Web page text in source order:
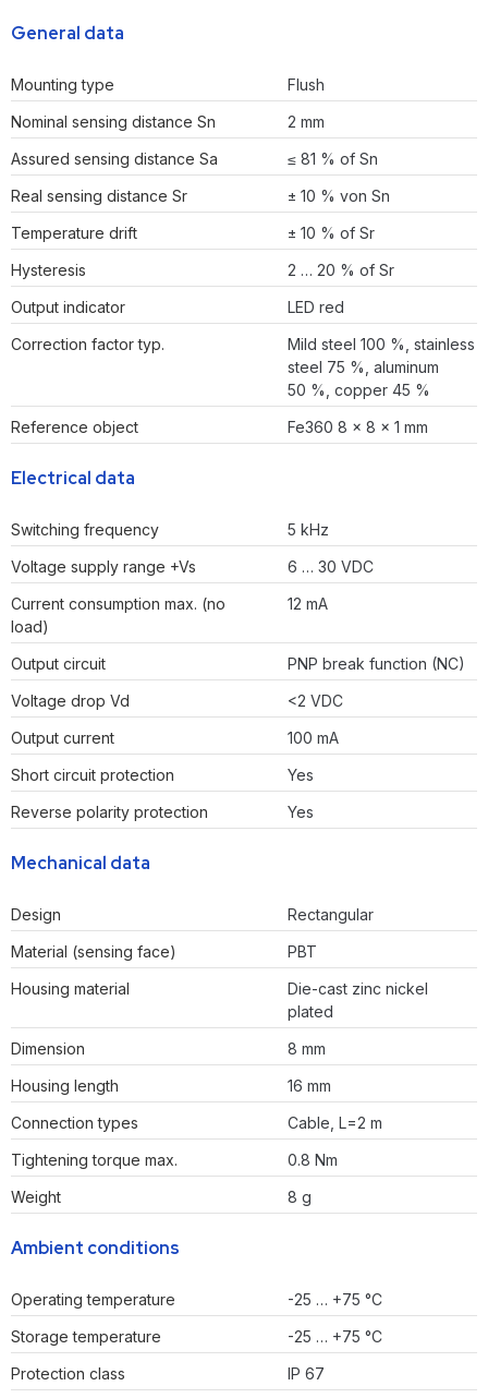
General data
Mounting type
Flush
Nominal sensing distance Sn
2 mm
Assured sensing distance Sa
≤ 81 % of Sn
Real sensing distance Sr
± 10 % von Sn
Temperature drift
± 10 % of Sr
Hysteresis
2 … 20 % of Sr
Output indicator
LED red
Correction factor typ.
Mild steel 100 %, stainless
steel 75 %, aluminum
50 %, copper 45 %
Reference object
Fe360 8 x 8 x 1 mm
Electrical data
Switching frequency
5 kHz
Voltage supply range +Vs
6 … 30 VDC
Current consumption max. (no
load)
12 mA
Output circuit
PNP break function (NC)
Voltage drop Vd
<2 VDC
Output current
100 mA
Short circuit protection
Yes
Reverse polarity protection
Yes
Mechanical data
Design
Rectangular
Material (sensing face)
PBT
Housing material
Die-cast zinc nickel
plated
Dimension
8 mm
Housing length
16 mm
Connection types
Cable, L=2 m
Tightening torque max.
0.8 Nm
Weight
8 g
Ambient conditions
Operating temperature
-25 … +75 °C
Storage temperature
-25 … +75 °C
Protection class
IP 67